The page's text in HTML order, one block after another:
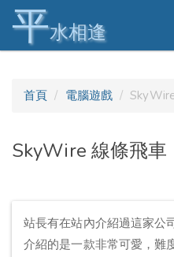
平水相逢
首頁 電腦遊戲
SkyWire 線條飛車
站長有在站內介紹過這家公
介紹的是一款非常可愛，難